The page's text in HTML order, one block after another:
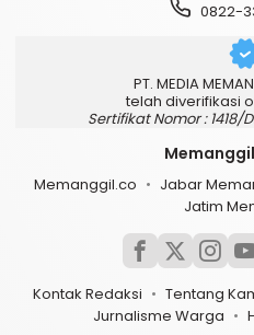
0822-
PT. MEDIA
telah diverifikasi
Sertifikat Nomor :
Memanggil.co Jabar
Jatim
Kontak Redaksi Tentang
Jurnalisme Warga